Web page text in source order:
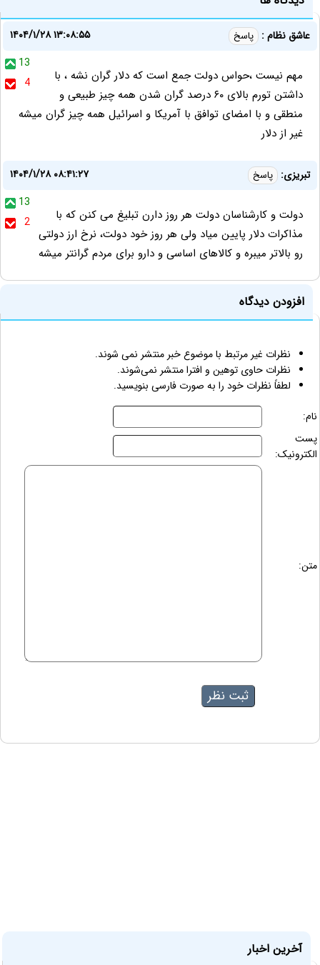
عاشق نظام : پاسخ
۱۴۰۴/۱/۲۸ ۱۳:۰۸:۵۵
13
4
مهم نیست ،حواس دولت جمع است که دلار گران نشه ، با
داشتن تورم بالای ۶۰ درصد گران شدن همه چیز طبیعی و
منطقی و با امضای توافق با آمریکا و اسرائیل همه چیز گران میشه
غیر از دلار
تبریزی: پاسخ
۱۴۰۴/۱/۲۸ ۰۸:۴۱:۲۷
13
2
دولت و کارشناسان دولت هر روز دارن تبلیغ می کنن که با
مذاکرات دلار پایین میاد ولی هر روز خود دولت، نرخ ارز دولتی
رو بالاتر میبره و کالاهای اساسی و دارو برای مردم گرانتر میشه
افزودن دیدگاه
نظرات غیر مرتبط با موضوع خبر منتشر نمی شوند.
نظرات حاوی توهین و افترا منتشر نمی‌شوند.
لطفاً نظرات خود را به صورت فارسی بنویسید.
نام:
پست
الکترونیک:
متن:
آخرین اخبار